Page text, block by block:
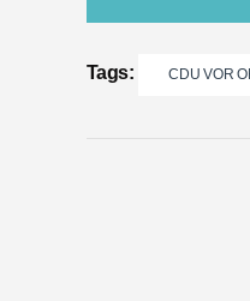
Tags: CDU VOR